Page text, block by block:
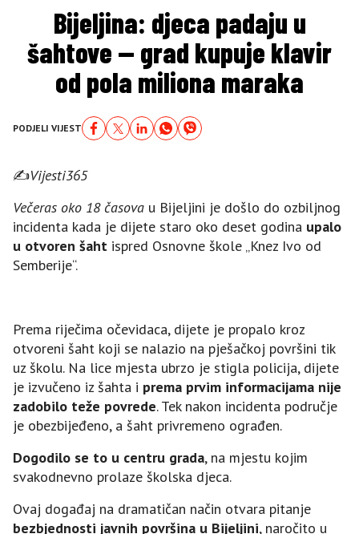
Bijeljina: djeca padaju u
šahtove — grad kupuje klavir
od pola miliona maraka
PODJELI VIJEST
✍️Vijesti365
Večeras oko 18 časova u Bijeljini je došlo do ozbiljnog
incidenta kada je dijete staro oko deset godina upalо
u otvoren šaht ispred Osnovne škole „Knez Ivo od
Semberije“.
Prema riječima očevidaca, dijete je propalo kroz
otvoreni šaht koji se nalazio na pješačkoj površini tik
uz školu. Na lice mjesta ubrzo je stigla policija, dijete
je izvučeno iz šahta i prema prvim informacijama nije
zadobilo teže povrede. Tek nakon incidenta područje
je obezbijeđeno, a šaht privremeno ograđen.
Dogodilo se to u centru grada, na mjestu kojim
svakodnevno prolaze školska djeca.
Ovaj događaj na dramatičan način otvara pitanje
bezbjednosti javnih površina u Bijeljini, naročito u